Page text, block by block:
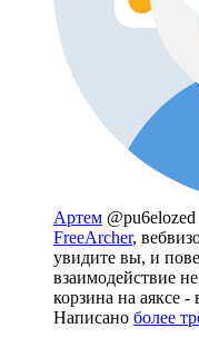
Артем @pu6elozed
FreeArcher,
увидите вы, и
взаимодействие
корзина на аяксе -
Написано более